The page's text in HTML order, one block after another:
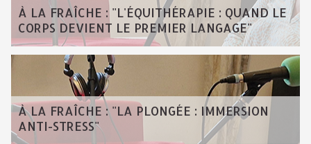
À LA FRAÎCHE : "L'ÉQUITHÉRAPIE : QUAND LE
CORPS DEVIENT LE PREMIER LANGAGE"
À LA FRAÎCHE : "LA PLONGÉE : IMMERSION
ANTI-STRESS"